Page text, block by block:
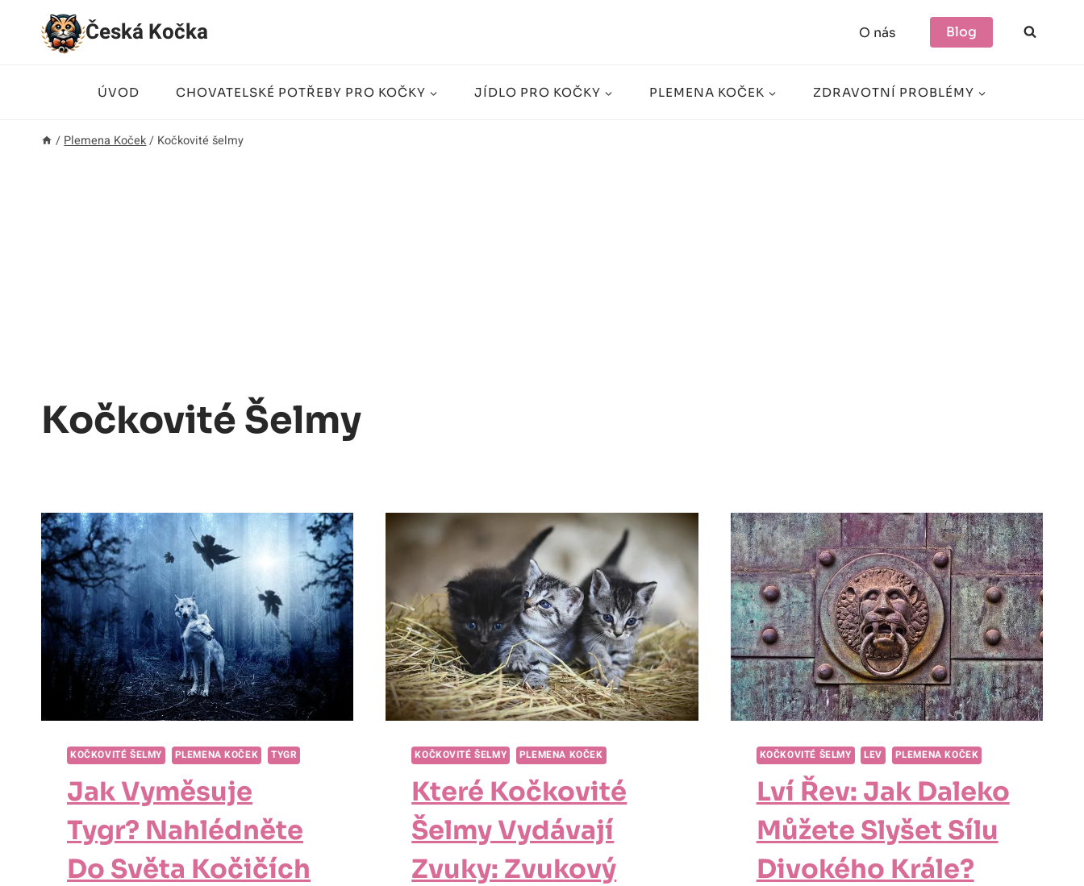
Přeskočit
Česká Kočka O nás Blog
ÚVOD CHOVATELSKÉ POTŘEBY PRO KOČKY JÍDLO PRO KOČKY PLEMENA KOČEK ZDRAVOTNÍ PROBLÉMY
/ Plemena Koček/ Kočkovité šelmy
Kočkovité Šelmy
KOČKOVITÉ ŠELMY PLEMENA KOČEK TYGR
Jak Vyměsuje
Tygr? Nahlédněte
Do Světa Kočičích
KOČKOVITÉ ŠELMY PLEMENA KOČEK
Které Kočkovité
Šelmy Vydávají
Zvuky: Zvukový
KOČKOVITÉ ŠELMY LEV PLEMENA KOČEK
Lví Řev: Jak Daleko
Můžete Slyšet Sílu
Divokého Krále?